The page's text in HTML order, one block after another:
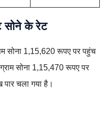
सोने के रेट
सोना 1,15,620 रूपए पर पहुंच
सोना 1,15,470 रूपए पर
चला गया है।